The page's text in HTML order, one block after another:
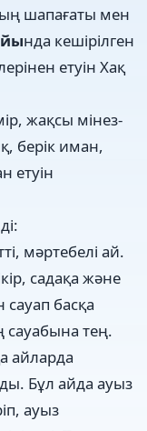
шапағаты мен
нда кешірілген
етуін Хақ
жақсы мінез-
берік иман,
етуін
мәртебелі ай.
садақа және
сауап басқа
тең.
айларда
Бұл айда ауыз
ауыз